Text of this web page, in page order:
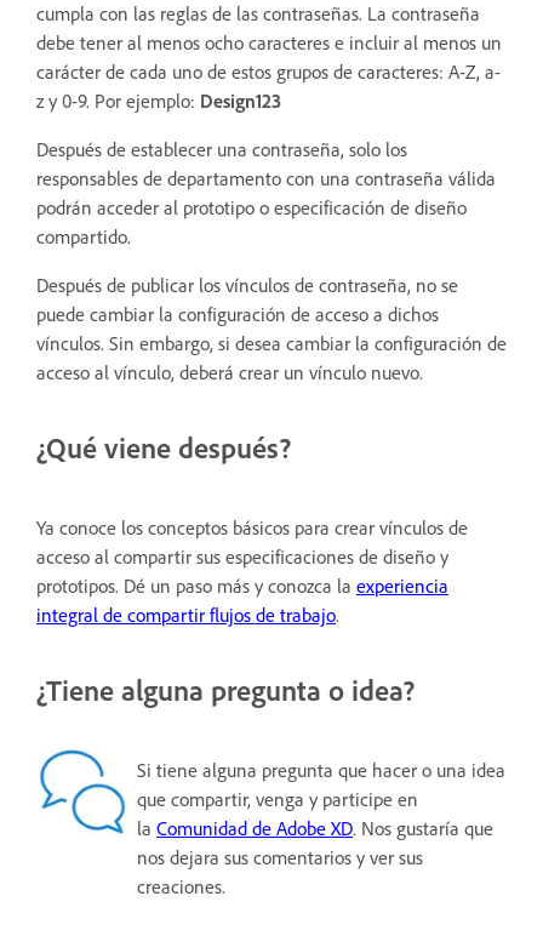
cumpla con las reglas de las contraseñas. La contraseña
debe tener al menos ocho caracteres e incluir al menos un
carácter de cada uno de estos grupos de caracteres: A-Z, a-
z y 0-9. Por ejemplo: Design123
Después de establecer una contraseña, solo los
responsables de departamento con una contraseña válida
podrán acceder al prototipo o especificación de diseño
compartido.
Después de publicar los vínculos de contraseña, no se
puede cambiar la configuración de acceso a dichos
vínculos. Sin embargo, si desea cambiar la configuración de
acceso al vínculo, deberá crear un vínculo nuevo.
¿Qué viene después?
Ya conoce los conceptos básicos para crear vínculos de
acceso al compartir sus especificaciones de diseño y
prototipos. Dé un paso más y conozca la experiencia
integral de compartir flujos de trabajo.
¿Tiene alguna pregunta o idea?
Si tiene alguna pregunta que hacer o una idea
que compartir, venga y participe en
la Comunidad de Adobe XD. Nos gustaría que
nos dejara sus comentarios y ver sus
creaciones.